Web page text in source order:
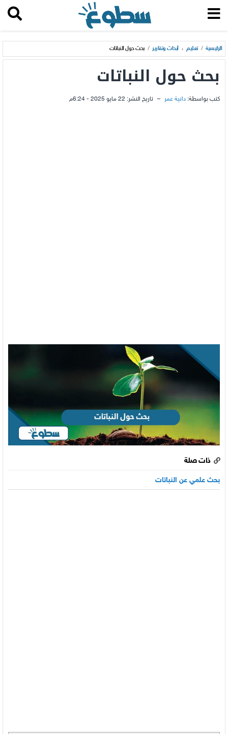
الرئيسية / تعليم ، أبحاث وتقارير / بحث حول النباتات
بحث حول النباتات
كتب بواسطة: دانية عمر – تاريخ النشر: 22 مايو 2025 - 6:24م
ذات صلة
بحث علمي عن النباتات